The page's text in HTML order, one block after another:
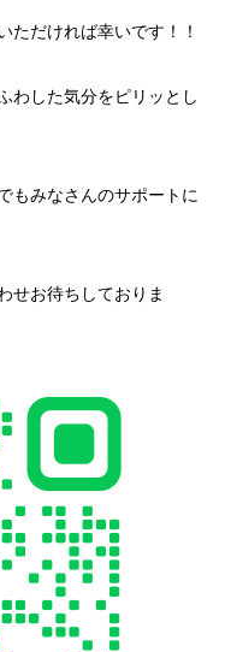
ただければ幸いです！！
わした気分をピリッとし
もみなさんのサポートに
せお待ちしておりま